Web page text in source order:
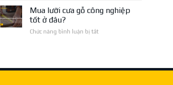
Bê
Mài
lựa
lưỡi
nghiệp
Mua lưỡi cưa gỗ công nghiệp
tốt ở đâu?
Chức năng bình luận bị tắtở